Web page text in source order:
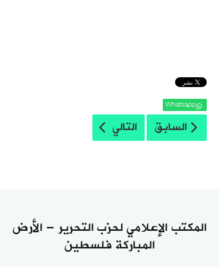
Whatsapp
المقال السابق: خبر وتعليق: مبارك
السابق المقال التالي: خبر
التالي
المكتب الإعلامي لحزب التحرير - الأرض
المباركة فلسطين